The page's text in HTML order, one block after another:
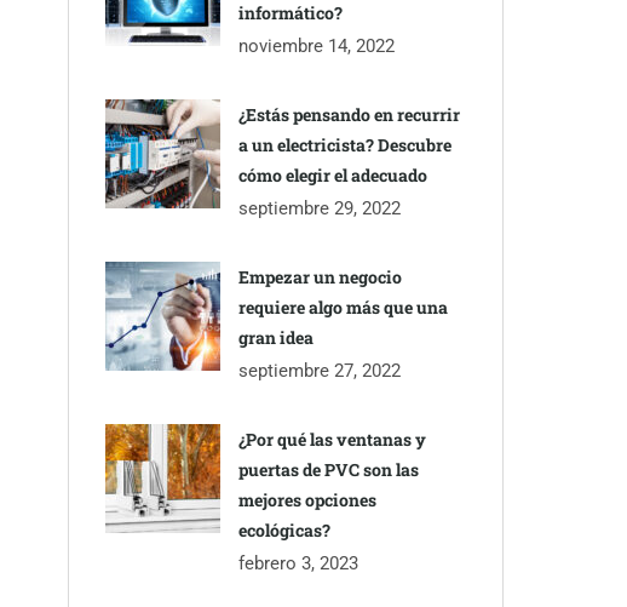
informático?
noviembre 14, 2022
¿Estás pensando en recurrir
a un electricista? Descubre
cómo elegir el adecuado
septiembre 29, 2022
Empezar un negocio
requiere algo más que una
gran idea
septiembre 27, 2022
¿Por qué las ventanas y
puertas de PVC son las
mejores opciones
ecológicas?
febrero 3, 2023